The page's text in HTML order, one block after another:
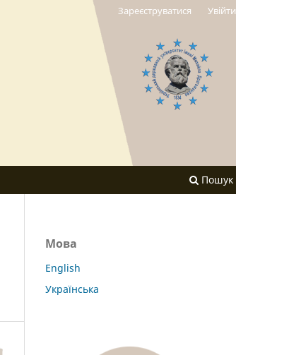
Пошук
Зареєструватися Увійти
Мова
English
Українська